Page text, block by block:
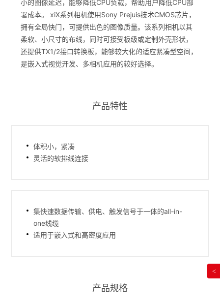
小的图像延迟，能够降低CPU负载，帮助用户降低CPU部
署成本。 xiX系列相机使用Sony Prejuis技术CMOS芯片，
拥有全局快门，可提供出色的图像质量。该系列相机以其
柔软、小尺寸的布线，同时可接受板级或定制外壳形状，
还提供TX1/2接口转换板，能够较大化的适应紧凑型空间，
是嵌入式视觉开发、多相机应用的较好选择。
产品特性
体积小，紧凑
灵活的软排线连接
集快速数据传输、供电、触发信号于一体的all-in-
one线缆
适用于嵌入式和高密度应用
产品规格
<